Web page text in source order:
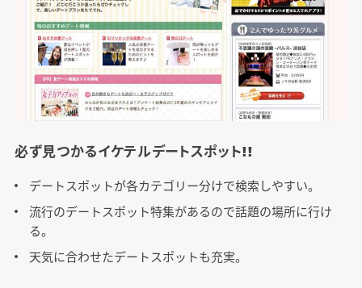
必ず見つかるイケテルデートスポット!!
デートスポットが各カテゴリー分けで検索しやすい。
流行のデートスポット特集があるので話題の場所に行け
る。
天気に合わせたデートスポットも充実。